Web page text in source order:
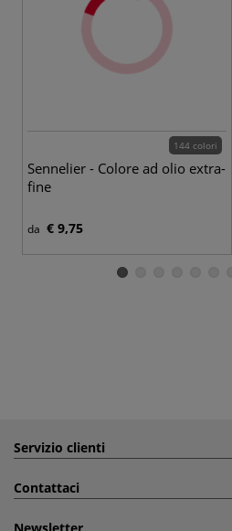
144 colori
Sennelier - Colore ad olio extra-
fine
da € 9,75
Servizio clienti
Contattaci